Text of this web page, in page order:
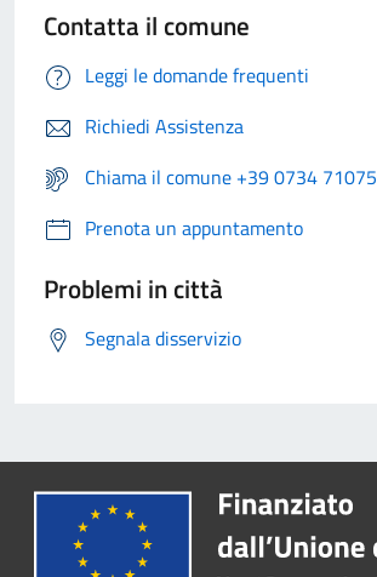
Contatta il comune
Leggi le domande frequenti
Richiedi Assistenza
Chiama il comune +39 0734
Prenota un appuntamento
Problemi in città
Segnala disservizio